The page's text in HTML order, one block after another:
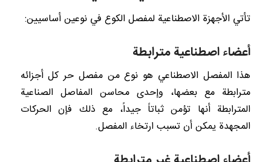
تأتي الأجهزة الاصطناعية لمفصل الكوع في نوعين أساسيين:
أعضاء اصطناعية مترابطة
هذا المفصل الاصطناعي هو نوع من مفصل حر كل أجزائه
مترابطة مع بعضها، وإحدى محاسن المفاصل الصناعية
المترابطة أنها تؤمن ثباتاً جيداً، مع ذلك فإن الحركات
المجهدة يمكن أن تسبب ارتخاء المفصل.